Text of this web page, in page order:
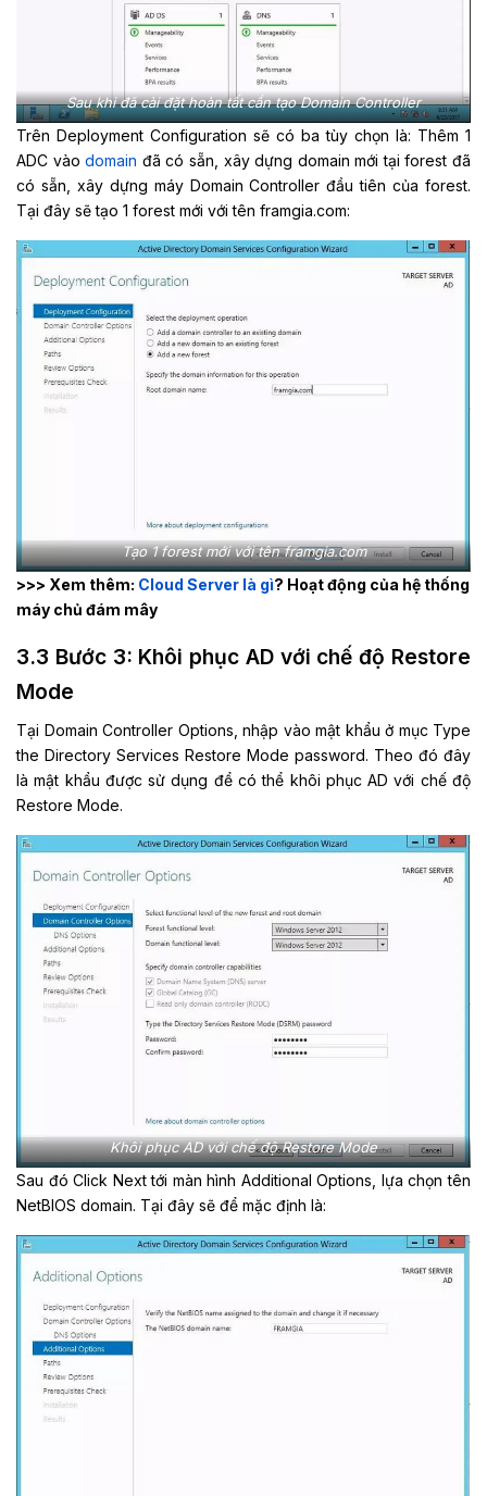
Sau khi đã cài đặt hoàn tất cần tạo Domain Controller
Trên Deployment Configuration sẽ có ba tùy chọn là: Thêm 1
ADC vàodomain đã có sẵn, xây dựng domain mới tại forest đã
có sẵn, xây dựng máy Domain Controller đầu tiên của forest.
Tại đây sẽ tạo 1 forest mới với tên framgia.com:
Tạo 1 forest mới với tên framgia.com
>>> Xem thêm: Cloud Server là gì? Hoạt động của hệ thống
máy chủ đám mây
3.3 Bước 3: Khôi phục AD với chế độ Restore
Mode
Tại Domain Controller Options, nhập vào mật khẩu ở mục Type
the Directory Services Restore Mode password. Theo đó đây
là mật khẩu được sử dụng để có thể khôi phục AD với chế độ
Restore Mode.
Khôi phục AD với chế độ Restore Mode
Sau đó Click Next tới màn hình Additional Options, lựa chọn tên
NetBIOS domain. Tại đây sẽ để mặc định là: